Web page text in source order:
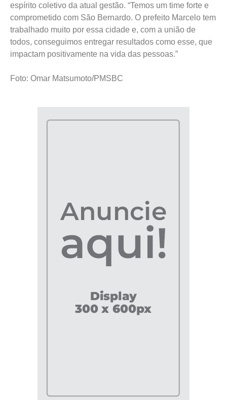
espírito coletivo da atual gestão. “Temos um time forte e
comprometido com São Bernardo. O prefeito Marcelo tem
trabalhado muito por essa cidade e, com a união de
todos, conseguimos entregar resultados como esse, que
impactam positivamente na vida das pessoas.”
Foto: Omar Matsumoto/PMSBC